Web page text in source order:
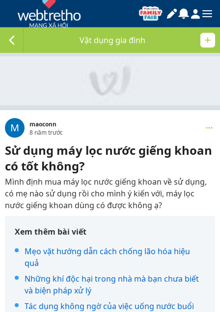
Vật dụng gia đình
M
maoconn
8 năm trước
Sử dụng máy lọc nước giếng khoan
có tốt không?
Mình định mua máy lọc nước giếng khoan về sử dụng,
có mẹ nào sử dụng rồi cho mình ý kiến với, máy lọc
nước giếng khoan dùng có được không ạ?
Xem thêm bài viết
Mẹo vặt hướng dẫn cách chống lão hóa hiệu
quả
Những khí độc hại trong nhà mà bạn chưa biết
và biện pháp xử lý
Tác dụng không ngờ của việc uống nước buổi